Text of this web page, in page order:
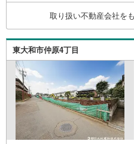
応。まずはお気軽にご
様は、西武線「所沢駅
お客様は、提携駐車場
までお尋ねください。
取り扱い不動産会社を
東大和市仲原4丁目